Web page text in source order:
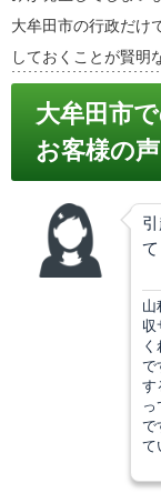
大牟田市の行政だけ
しておくことが賢明
大牟田市
お客様の
山
収
で
す
っ
で
て